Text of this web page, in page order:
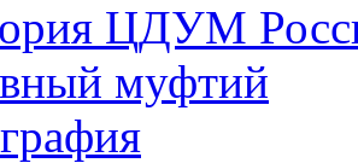
ЦДУМ
муфтий